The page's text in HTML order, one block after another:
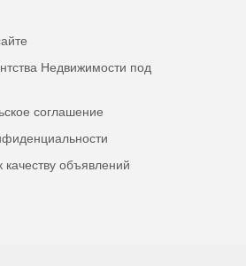
Недвижимости под
соглашение
качеству объявлений